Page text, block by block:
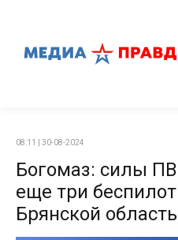
08:11 | 30-08-2024
Богомаз: силы
еще три
Брянской